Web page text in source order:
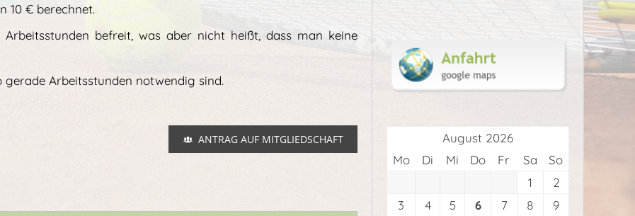
10 € berechnet.
befreit, was aber nicht heißt, dass man keine
Arbeitsstunden notwendig sind.
ANTRAG AUF MITGLIEDSCHAFT
August 2026
Mo
Di Mi Do Fr Sa
So
1
2
3
4 5 6 7 8
9